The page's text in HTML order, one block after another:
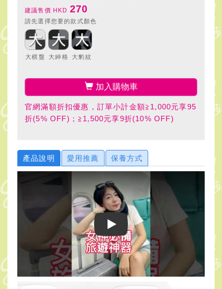
建議售價 HKD 270
請先選擇您要的款式顏色
大棋盤 大紳格 大豹紋
加入購物車
官網滿額折扣優惠，訂單小計金額≧1,000元享95
折(5% OFF)；≧1,500元享9折(10% OFF)
產品說明 愛用推薦 保養方式
GreySa格蕾莎全家福旅行頸枕介紹影片